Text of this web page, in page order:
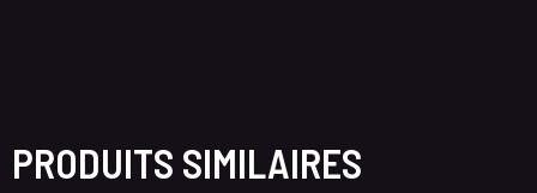
PRODUITS SIMILAIRES